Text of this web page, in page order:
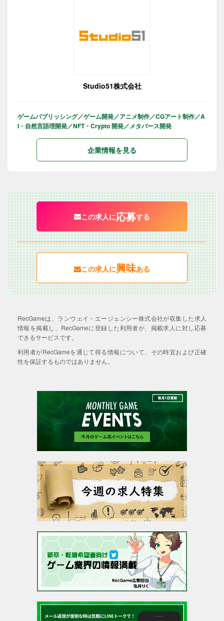
Studio51株式会社
ゲームパブリッシング／ゲーム開発／アニメ制作／CGアート制作／A
I・自然言語理開発／NFT・Crypto 開発／メタバース開発
企業情報を見る
この求人に応募する
この求人に興味ある
RecGameは、ランウェイ・エージェンシー株式会社が収集した求人
情報を掲載し、RecGameに登録した利用者が、掲載求人に対し応募
できるサービスです。
利用者がRecGameを通じて得る情報について、その時宜および正確
性を保証するものではありません。